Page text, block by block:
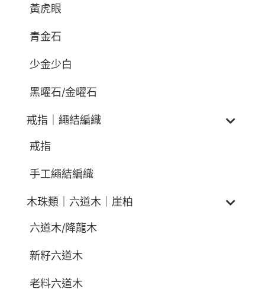
黃虎眼
青金石
少金少白
黑曜石/金曜石
戒指｜繩結編織
戒指
手工繩結編織
木珠類｜六道木｜崖柏
六道木/降龍木
新籽六道木
老料六道木